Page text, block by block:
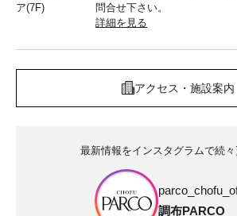
ア(7F)
問合せ下さい。
詳細を見る
アクセス・施設案内
最新情報をインスタグラムで続々
調布PARCO